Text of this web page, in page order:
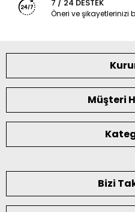
7 / 24 DESTEK
Öneri ve şikayetlerinizi
Müşteri
Bizi